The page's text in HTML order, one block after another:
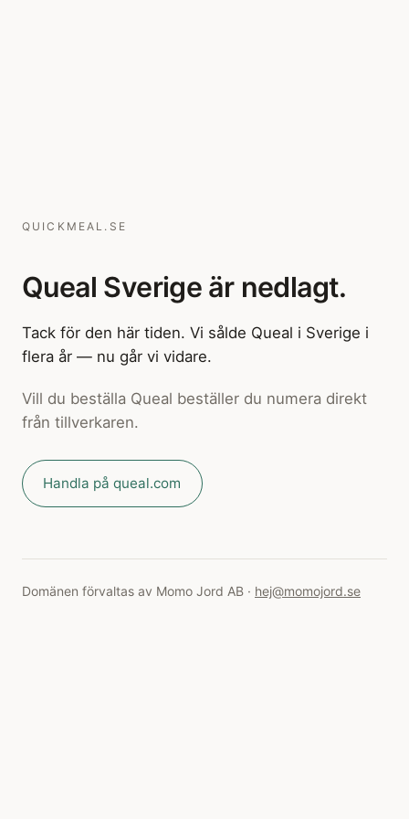
QUICKMEAL.SE
Queal Sverige är nedlagt.
Tack för den här tiden. Vi sålde Queal i Sverige i
flera år — nu går vi vidare.
Vill du beställa Queal beställer du numera direkt
från tillverkaren.
Handla på queal.com
Domänen förvaltas av Momo Jord AB · hej@momojord.se